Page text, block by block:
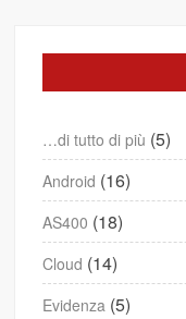
…di tutto di più (5)
Android (16)
AS400 (18)
Cloud (14)
Evidenza (5)